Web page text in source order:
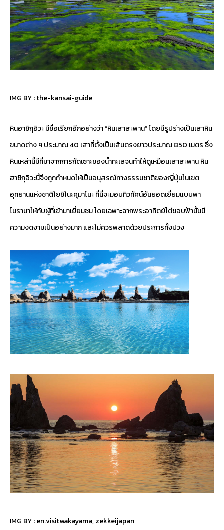
IMG BY :the-kansai-guide
หินฮาชิกุอิวะ มีชื่อเรียกอีกอย่างว่า “หินเสาสะพาน” โดยมีรูปร่างเป็นเสาหิน
ขนาดต่าง ๆ ประมาณ 40 เสาที่ตั้งเป็นเส้นตรงยาวประมาณ 850 เมตร ซึ่ง
หินเหล่านี้มีที่มาจากการกัดเซาะของน้ำทะเลจนทำให้ดูเหมือนเสาสะพาน หิน
ฮาชิกุอิวะนี้จึงถูกกำหนดให้เป็นอนุสรณ์ทางธรรมชาติของญี่ปุ่นในเขต
อุทยานแห่งชาติโยชิโนะคุมาโนะ ที่นี่จะมอบทิวทัศน์อันยอดเยี่ยมแบบพา
โนรามาให้กับผู้ที่เข้ามาเยี่ยมชม โดยเฉพาะฉากพระอาทิตย์ไต่ขอบฟ้านั้นมี
ความงดงามเป็นอย่างมาก และไม่ควรพลาดด้วยประการทั้งปวง
IMG BY :en.visitwakayama,zekkeijapan